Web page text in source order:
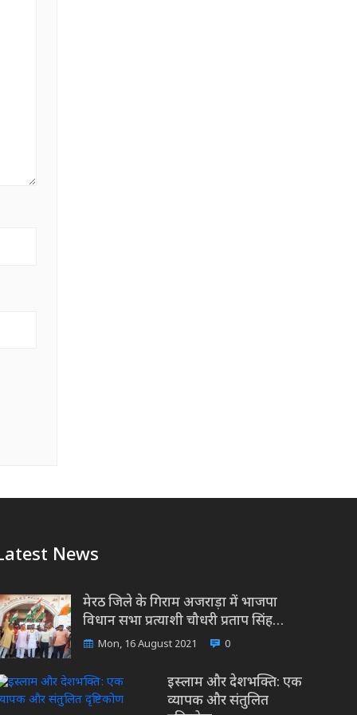
News
मेरठ जिले के गिराम अजराड़ा में भाजपा
विधान सभा प्रत्याशी चौधरी प्रताप सिंह…
Mon, 16 August 2021 0
इस्लाम और देशभक्ति: एक
व्यापक और संतुलित